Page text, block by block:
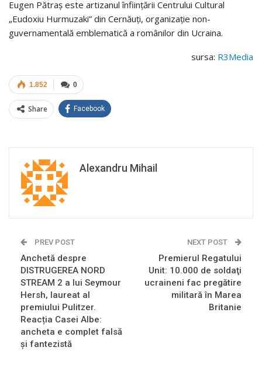
Eugen Pătraș este artizanul înființării Centrului Cultural
„Eudoxiu Hurmuzaki” din Cernăuți, organizație non-
guvernamentală emblematică a românilor din Ucraina.
sursa: R3Media
0
1.852
Share Facebook
Alexandru Mihail
PREV POST
Anchetă despre
DISTRUGEREA NORD
STREAM 2 a lui Seymour
Hersh, laureat al
premiului Pulitzer.
Reacția Casei Albe:
ancheta e complet falsă
și fantezistă
NEXT POST
Premierul Regatului
Unit: 10.000 de soldaţi
ucraineni fac pregătire
militară în Marea
Britanie